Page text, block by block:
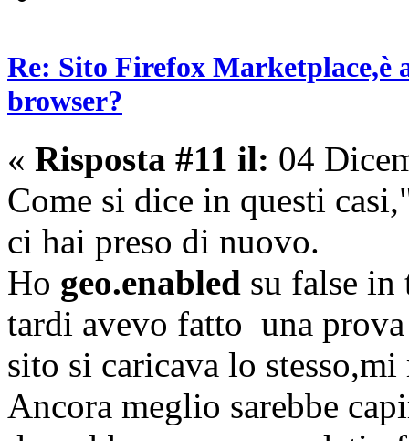
Re: Sito Firefox Marketplace,è
browser?
« Risposta #11 il: 04
Come si dice in questi
ci hai preso di nuovo.
Ho geo.enabled su false
tardi avevo fatto una
sito si caricava lo
Ancora meglio sarebbe